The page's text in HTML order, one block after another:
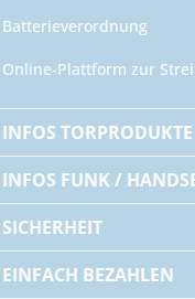
Batterieverordnung
Online-Plattform zur
INFOS TORPRODUKTE
INFOS FUNK /
SICHERHEIT
EINFACH BEZAHLEN